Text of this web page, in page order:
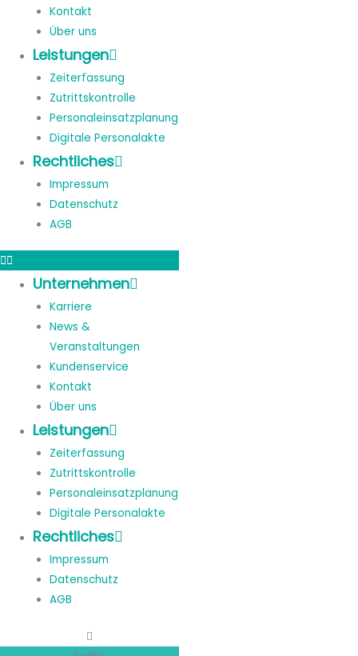
Kontakt
Über uns
Leistungen
Zeiterfassung
Zutrittskontrolle
Personaleinsatzplanung
Digitale Personalakte
Rechtliches
Impressum
Datenschutz
AGB
Unternehmen
Karriere
News &
Veranstaltungen
Kundenservice
Kontakt
Über uns
Leistungen
Zeiterfassung
Zutrittskontrolle
Personaleinsatzplanung
Digitale Personalakte
Rechtliches
Impressum
Datenschutz
AGB